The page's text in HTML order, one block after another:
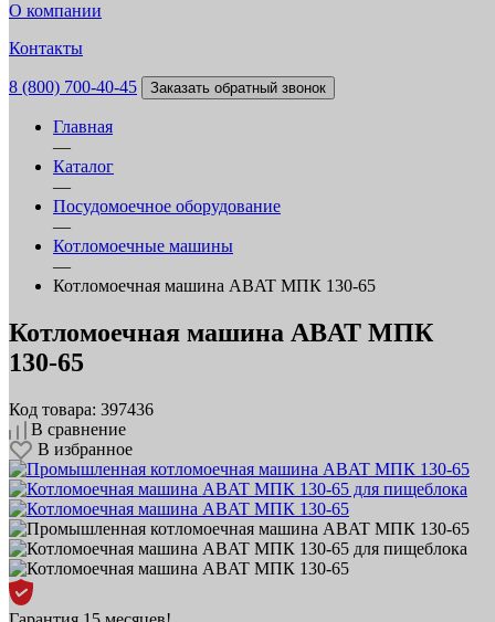
О компании
Контакты
8 (800) 700-40-45 Заказать обратный звонок
Главная
—
Каталог
—
Посудомоечное оборудование
—
Котломоечные машины
—
Котломоечная машина ABAT МПК 130‑65
Котломоечная машина ABAT МПК
130‑65
Код товара: 397436
В сравнение
В избранное